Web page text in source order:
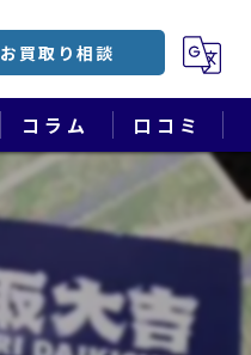
お買取り相談
コラム 口コミ